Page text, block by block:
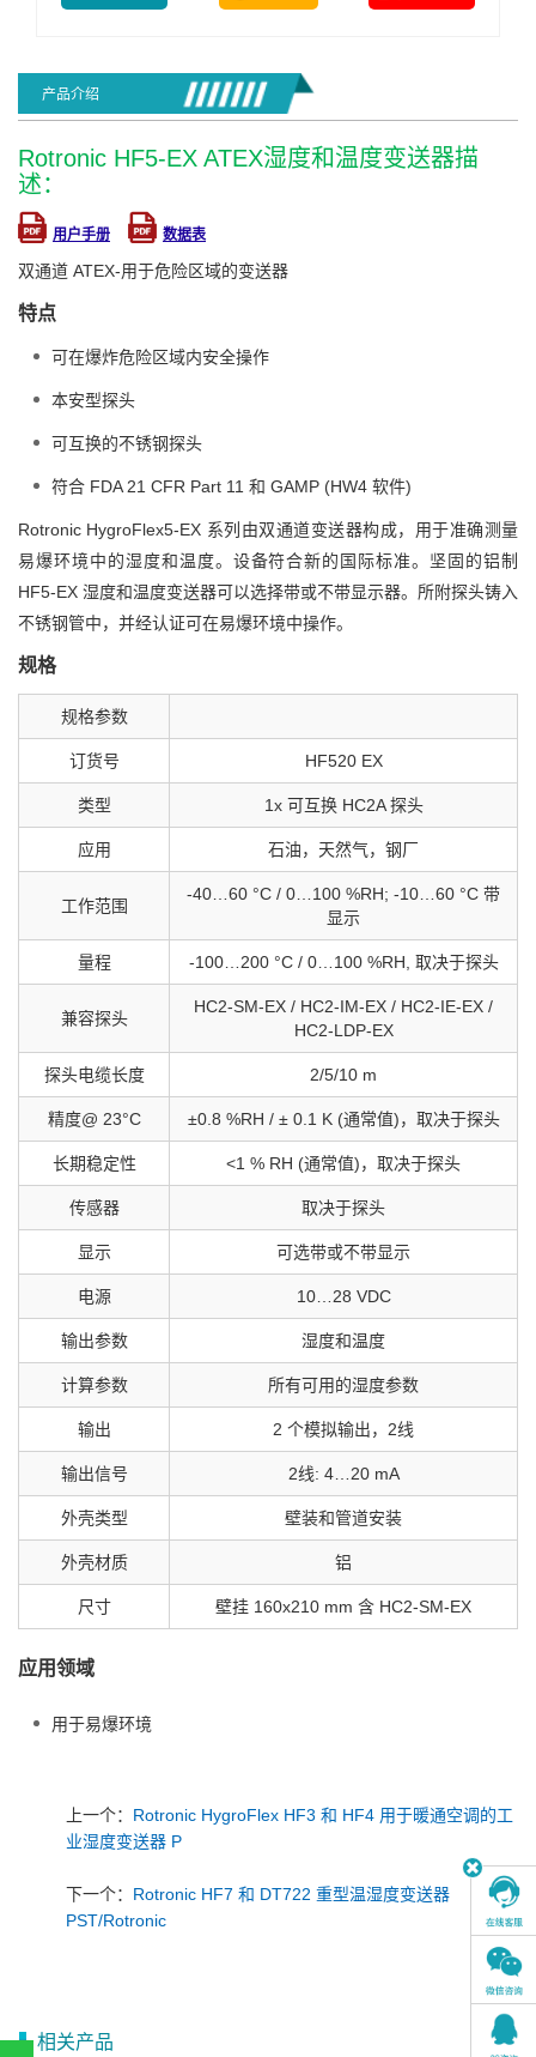
产品介绍
Rotronic HF5-EX ATEX湿度和温度变送器描
述：
用户手册 数据表
双通道 ATEX-用于危险区域的变送器
特点
可在爆炸危险区域内安全操作
本安型探头
可互换的不锈钢探头
符合 FDA 21 CFR Part 11 和 GAMP (HW4 软件)
Rotronic HygroFlex5-EX 系列由双通道变送器构成，用于准确测量
易爆环境中的湿度和温度。设备符合新的国际标准。坚固的铝制
HF5-EX 湿度和温度变送器可以选择带或不带显示器。所附探头铸入
不锈钢管中，并经认证可在易爆环境中操作。
规格
规格参数
订货号 HF520 EX
类型 1x 可互换 HC2A 探头
应用 石油，天然气，钢厂
工作范围
-40…60 °C / 0…100 %RH; -10…60 °C 带
显示
量程 -100…200 °C / 0…100 %RH, 取决于探头
兼容探头
HC2-SM-EX / HC2-IM-EX / HC2-IE-EX /
HC2-LDP-EX
探头电缆长度 2/5/10 m
精度@ 23°C ±0.8 %RH / ± 0.1 K (通常值)，取决于探头
长期稳定性 <1 % RH (通常值)，取决于探头
传感器 取决于探头
显示 可选带或不带显示
电源 10…28 VDC
输出参数 湿度和温度
计算参数 所有可用的湿度参数
输出 2 个模拟输出，2线
输出信号 2线: 4…20 mA
外壳类型 壁装和管道安装
外壳材质 铝
尺寸 壁挂 160x210 mm 含 HC2-SM-EX
应用领域
用于易爆环境
上一个： Rotronic HygroFlex HF3 和 HF4 用于暖通空调的工
业湿度变送器 P
下一个： Rotronic HF7 和 DT722 重型温湿度变送器
PST/Rotronic
相关产品